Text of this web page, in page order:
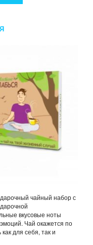
чайный набор с
вкусовые ноты
Чай окажется по
для себя, так и